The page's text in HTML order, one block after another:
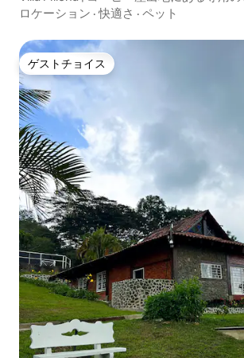
ロケーション ·快適さ · ペット
ゲストチョイス
ゲストチョイス